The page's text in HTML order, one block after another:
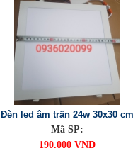
Đèn led âm trần 24w 30x30 cm
Mã SP:
190.000 VND